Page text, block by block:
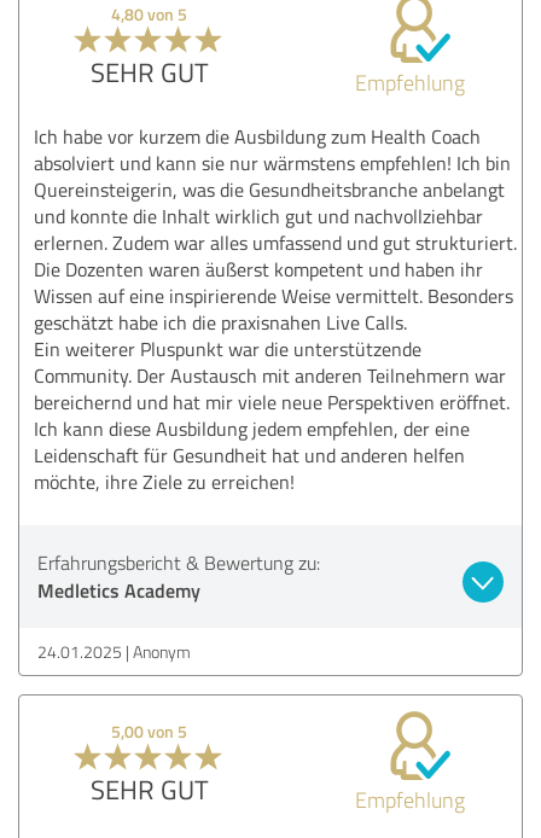
4,80 von 5
SEHR GUT Empfehlung
Ich habe vor kurzem die Ausbildung zum Health Coach
absolviert und kann sie nur wärmstens empfehlen! Ich bin
Quereinsteigerin, was die Gesundheitsbranche anbelangt
und konnte die Inhalt wirklich gut und nachvollziehbar
erlernen. Zudem war alles umfassend und gut strukturiert.
Die Dozenten waren äußerst kompetent und haben ihr
Wissen auf eine inspirierende Weise vermittelt. Besonders
geschätzt habe ich die praxisnahen Live Calls.
Ein weiterer Pluspunkt war die unterstützende
Community. Der Austausch mit anderen Teilnehmern war
bereichernd und hat mir viele neue Perspektiven eröffnet.
Ich kann diese Ausbildung jedem empfehlen, der eine
Leidenschaft für Gesundheit hat und anderen helfen
möchte, ihre Ziele zu erreichen!
Erfahrungsbericht & Bewertung zu:
Medletics Academy
24.01.2025 Anonym
5,00 von 5
SEHR GUT Empfehlung